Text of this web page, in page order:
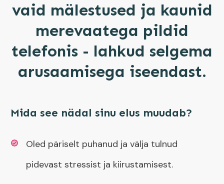
vaid mälestused ja kaunid
merevaatega pildid
telefonis - lahkud selgema
arusaamisega iseendast.
Mida see nädal sinu elus muudab?
Oled päriselt puhanud ja välja tulnud
pidevast stressist ja kiirustamisest.